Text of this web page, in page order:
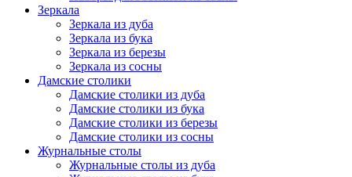
Зеркала
Зеркала из дуба
Зеркала из бука
Зеркала из березы
Зеркала из сосны
Дамские столики
Дамские столики из дуба
Дамские столики из бука
Дамские столики из березы
Дамские столики из сосны
Журнальные столы
Журнальные столы из дуба